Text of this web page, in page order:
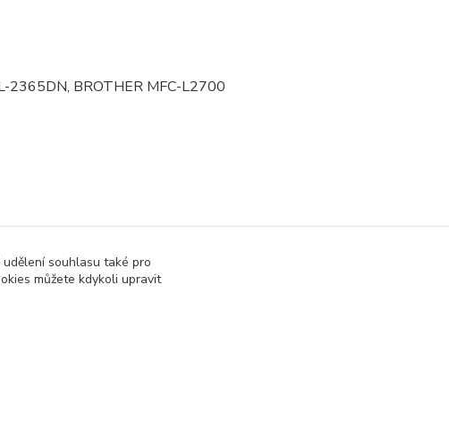
2365DN, BROTHER MFC-L2700
souhlasu také pro
můžete kdykoli upravit